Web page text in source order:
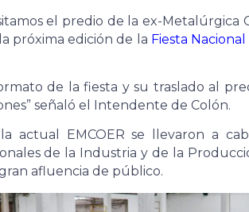
el predio de la ex-Metalúrgica
próxima edición de la Fiesta
de la fiesta y su traslado al
señaló el Intendente de Colón.
actual EMCOER se llevaron a
de la Industria y de la
afluencia de público.